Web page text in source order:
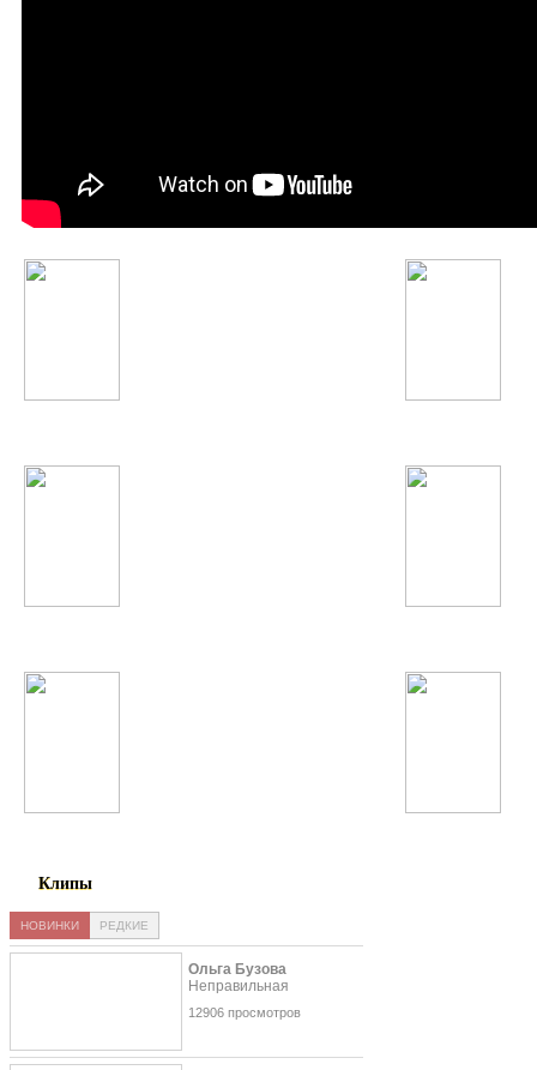
Клипы
НОВИНКИ РЕДКИЕ
Ольга Бузова
Неправильная
12906 просмотров